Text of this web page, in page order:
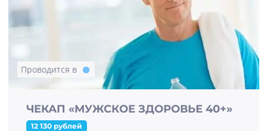
Проводится в
ЧЕКАП «МУЖСКОЕ ЗДОРОВЬЕ 40+»
12 130 рублей